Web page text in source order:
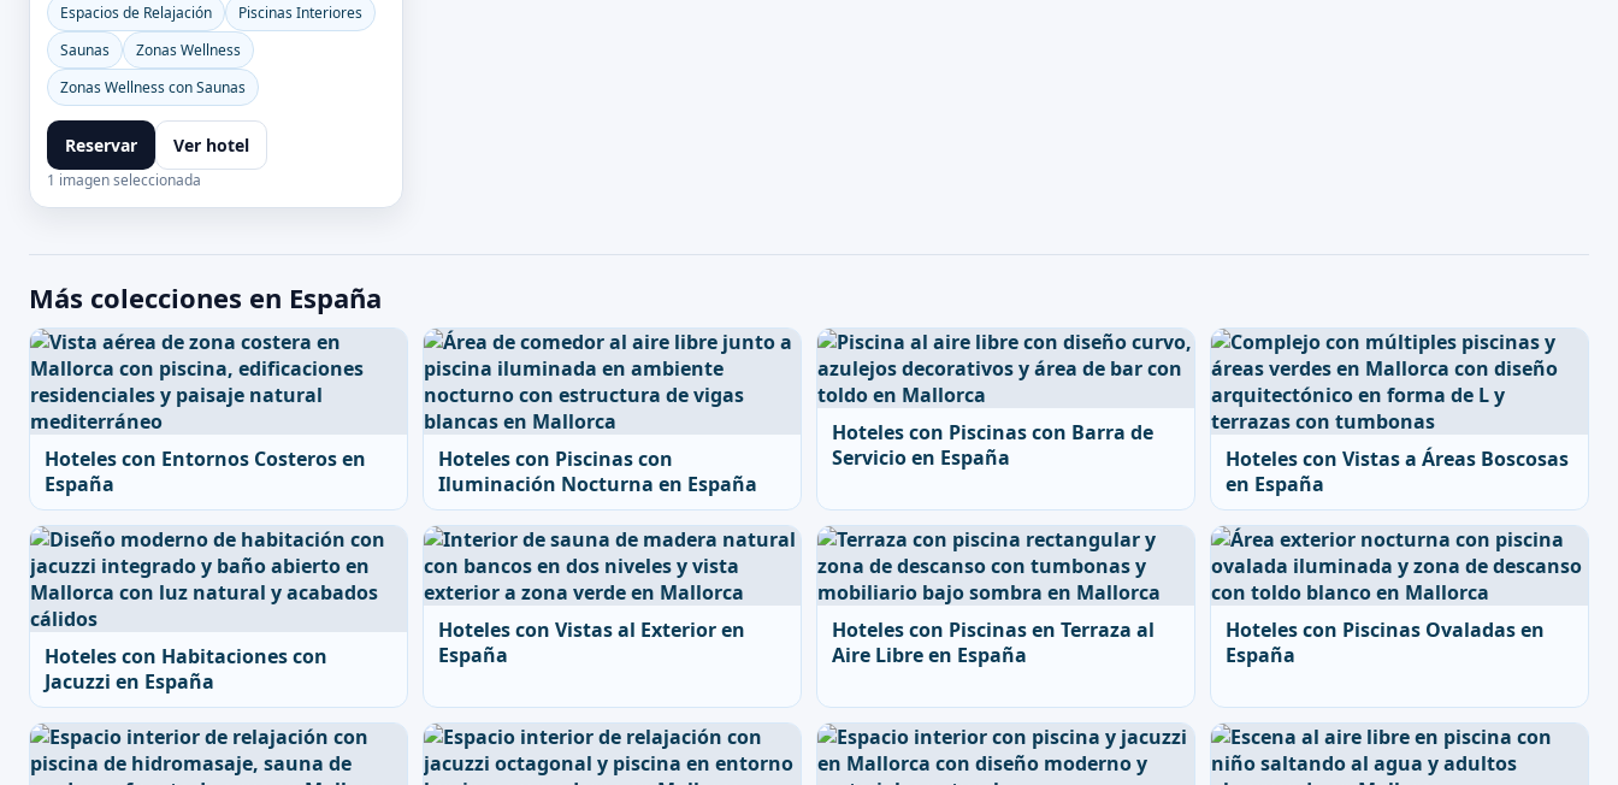
Espacios de Relajación
Piscinas Interiores
Saunas
Zonas Wellness
Zonas Wellness con Saunas
Reservar Ver hotel
1 imagen seleccionada
Más colecciones en España
Hoteles con Entornos Costeros en
España
Hoteles con Piscinas con
Iluminación Nocturna en España
Hoteles con Piscinas con Barra de
Servicio en España
Hoteles con Vistas a Áreas Boscosas
en España
Hoteles con Habitaciones con
Jacuzzi en España
Hoteles con Vistas al Exterior en
España
Hoteles con Piscinas en Terraza al
Aire Libre en España
Hoteles con Piscinas Ovaladas en
España